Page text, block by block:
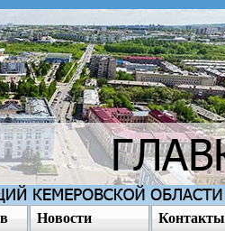
Новости Контакты